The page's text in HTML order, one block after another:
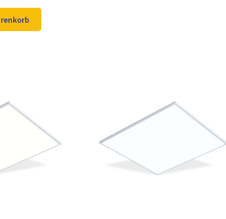
€
ist:
72,98 €.